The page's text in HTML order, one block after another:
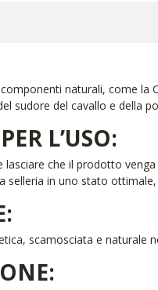
naturali, come
sudore del cavallo e della
L’USO:
lasciare che il prodotto
selleria in uno stato
scamosciata e naturale